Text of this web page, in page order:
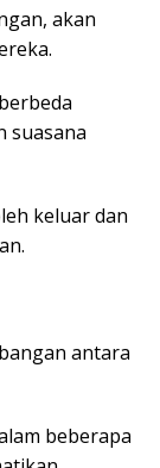
akan
suasana
keluar dan
antara
beberapa